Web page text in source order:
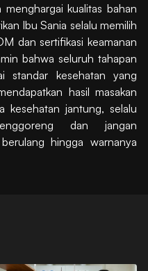
kualitas bahan
Ibu Sania selalu memilih
dan sertifikasi keamanan
bahwa seluruh tahapan
standar kesehatan yang
hasil masakan
kesehatan jantung, selalu
dan jangan
hingga warnanya